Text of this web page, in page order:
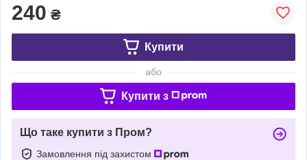
240 ₴
Купити
або
Купити з
Що таке купити з Пром?
Замовлення під захистом